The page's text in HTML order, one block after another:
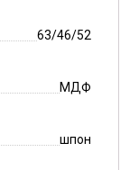
63/46/52
МДФ
шпон